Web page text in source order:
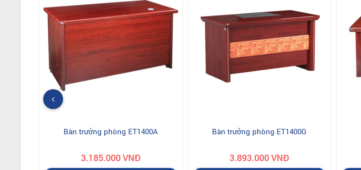
Bàn trưởng phòng ET1400A
3.185.000 VNĐ
Bàn trưởng phòng ET1400G
3.893.000 VNĐ